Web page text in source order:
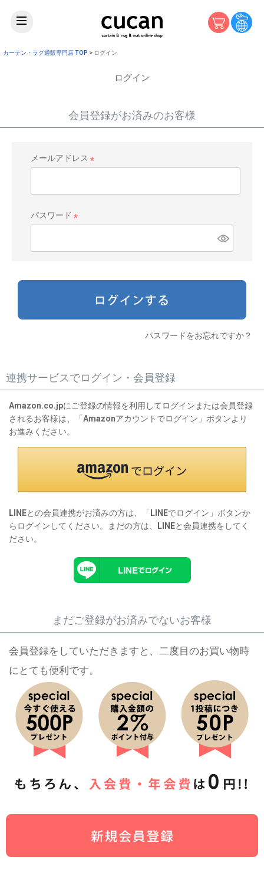
カーテン・ラグ通販専門店 TOP ログイン
ログイン
会員登録がお済みのお客様
メールアドレス
パスワード
パスワードをお忘れですか？
連携サービスでログイン・会員登録
Amazon.co.jpにご登録の情報を利用してログインまたは会員登録
されるお客様は、「Amazonアカウントでログイン」ボタンより
お進みください。
LINEとの会員連携がお済みの方は、「LINEでログイン」ボタンか
らログインしてください。まだの方は、
LINEと会員連携をしてく
ださい。
まだご登録がお済みでないお客様
会員登録をしていただきますと、二度目のお買い物時
にとても便利です。